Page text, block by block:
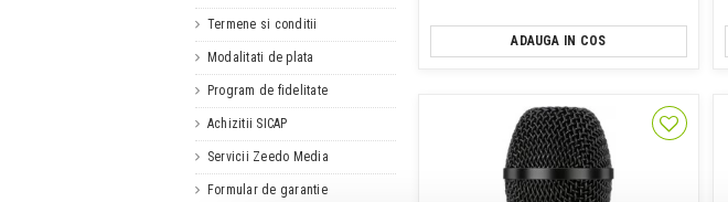
Termene si conditii
Modalitati de plata
Program de fidelitate
Achizitii SICAP
Servicii Zeedo Media
Formular de garantie
ADAUGA IN COS